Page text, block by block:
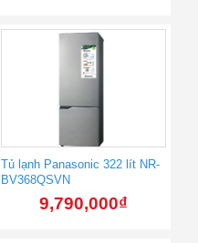
Tủ lạnh Panasonic 322 lít NR-
BV368QSVN
9,790,000₫